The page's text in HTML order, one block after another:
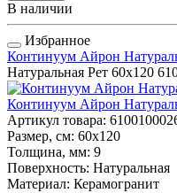
В наличии
Избранное
Континуум Айрон
Натуральная Рет 60x120
Континуум Айрон
Артикул товара:
Размер, см: 60x120
Толщина, мм: 9
Поверхность: Натуральная
Материал: Керамогранит